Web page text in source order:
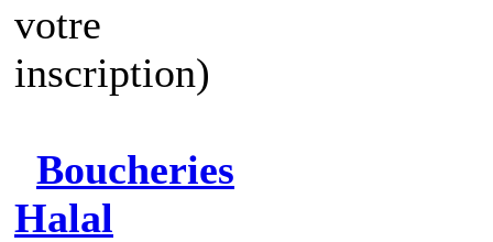
votre
inscription)
Boucheries
Halal